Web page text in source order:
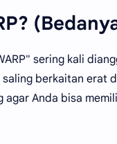
sering kali
berkaitan erat
Anda bisa